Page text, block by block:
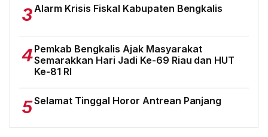
3Alarm Krisis Fiskal Kabupaten Bengkalis
4Pemkab Bengkalis Ajak Masyarakat
Semarakkan Hari Jadi Ke-69 Riau dan HUT
Ke-81 RI
5Selamat Tinggal Horor Antrean Panjang